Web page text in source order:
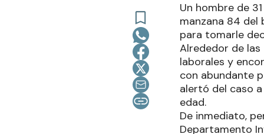
Un hombre de
manzana 84 del
para tomarle
Alrededor de
laborales y
con abundante
alertó del caso
edad.
De inmediato,
Departamento